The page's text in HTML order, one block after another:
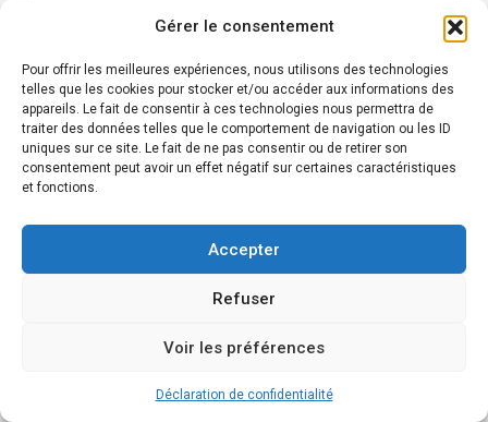
Gérer le consentement
Pour offrir les meilleures expériences, nous utilisons des technologies
telles que les cookies pour stocker et/ou accéder aux informations des
appareils. Le fait de consentir à ces technologies nous permettra de
traiter des données telles que le comportement de navigation ou les ID
uniques sur ce site. Le fait de ne pas consentir ou de retirer son
consentement peut avoir un effet négatif sur certaines caractéristiques
et fonctions.
Accepter
Refuser
Voir les préférences
Déclaration de confidentialité